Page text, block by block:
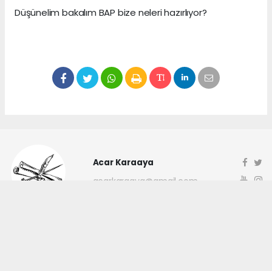
Düşünelim bakalım BAP bize neleri hazırlıyor?
Acar Karaaya
acarkaraaya@gmail.com